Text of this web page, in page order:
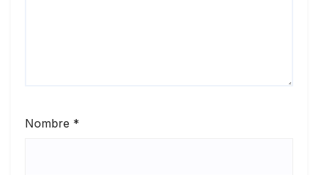
Nombre *